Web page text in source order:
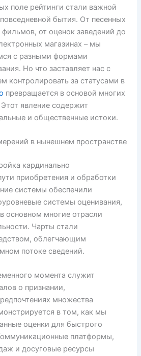
поле рейтинги стали важной
бытия. От песенных
фильмов, от оценок заведений до
магазинах – мы
с разными формами
Но что заставляет нас с
контролировать за статусами в
превращается в основой многих
явление содержит
и общественные истоки.
в нынешнем пространстве
кардинально
приобретения и обработки
системы обеспечили
системы оценивания,
основном многие отрасли
Чарты стали
облегчающим
потоке сведений.
момента служит
о признании,
множества
в том, как мы
оценки для быстрого
платформы,
и досуговые ресурсы